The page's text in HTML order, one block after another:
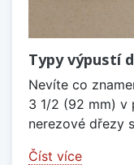
Typy výpustí
Nevíte co
3 1/2 (92 mm) v
nerezové dřezy
Číst více